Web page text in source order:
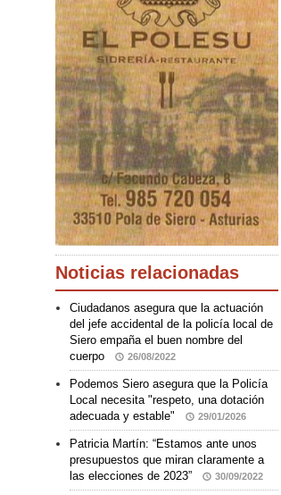
Noticias relacionadas
Ciudadanos asegura que la actuación
del jefe accidental de la policía local de
Siero empaña el buen nombre del
cuerpo
26/08/2022
Podemos Siero asegura que la Policía
Local necesita "respeto, una dotación
adecuada y estable"
29/01/2026
Patricia Martín: “Estamos ante unos
presupuestos que miran claramente a
las elecciones de 2023”
30/09/2022